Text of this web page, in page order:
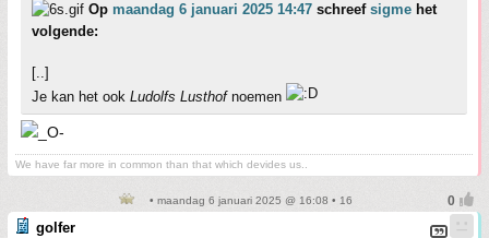
Op maandag 6 januari 2025 14:47 schreef sigme het
volgende:
[..]
Je kan het ook Ludolfs Lusthofnoemen
We have far more in common than that which devides us..
• maandag 6 januari 2025 @ 16:08 • 16
golfer